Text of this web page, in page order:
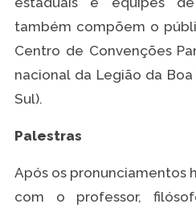
também compõem o
Centro de Convenções
nacional da Legião da Boa
Sul).
Palestras
Após os pronunciamentos
com o professor,